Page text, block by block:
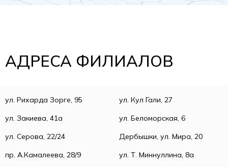
АДРЕСА ФИЛИАЛОВ
ул. Рихарда Зорге, 95
ул. Кул Гали, 27
ул. Закиева, 41а
ул. Беломорская, 6
ул. Серова, 22/24
Дербышки, ул. Мира, 20
пр. А.Камалеева, 28/9
ул. Т. Миннуллина, 8а